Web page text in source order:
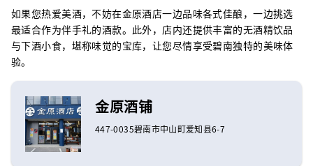
如果您热爱美酒，不妨在金原酒店一边品味各式佳酿，一边挑选
最适合作为伴手礼的酒款。此外，店内还提供丰富的无酒精饮品
与下酒小食，堪称味觉的宝库，让您尽情享受碧南独特的美味体
验。
金原酒铺
447-0035碧南市中山町爱知县6-7